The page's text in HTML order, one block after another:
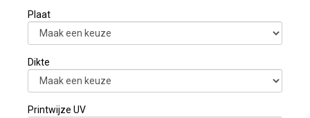
Plaat
Dikte
Printwijze UV